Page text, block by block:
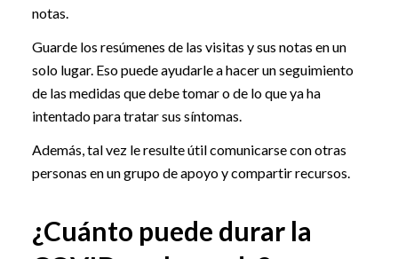
notas.
Guarde los resúmenes de las visitas y sus notas en un
solo lugar. Eso puede ayudarle a hacer un seguimiento
de las medidas que debe tomar o de lo que ya ha
intentado para tratar sus síntomas.
Además, tal vez le resulte útil comunicarse con otras
personas en un grupo de apoyo y compartir recursos.
¿Cuánto puede durar la